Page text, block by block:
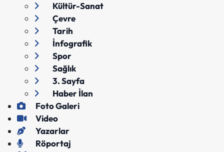
Kültür-Sanat
Çevre
Tarih
İnfografik
Spor
Sağlık
3. Sayfa
Haber İlan
Foto Galeri
Video
Yazarlar
Röportaj